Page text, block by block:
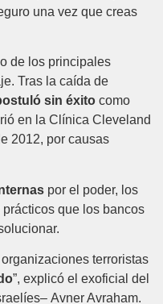
una vez que creas
de los principales
Tras la caída de
sin éxito como
en la Clínica Cleveland
2012, por causas
por el poder, los
que los bancos
terroristas
”, explicó el exoficial del
Avner Avraham.